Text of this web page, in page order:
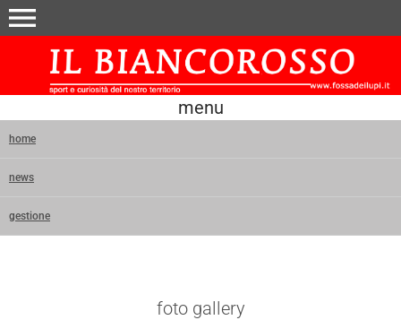
menu
menu
home
news
gestione
foto gallery